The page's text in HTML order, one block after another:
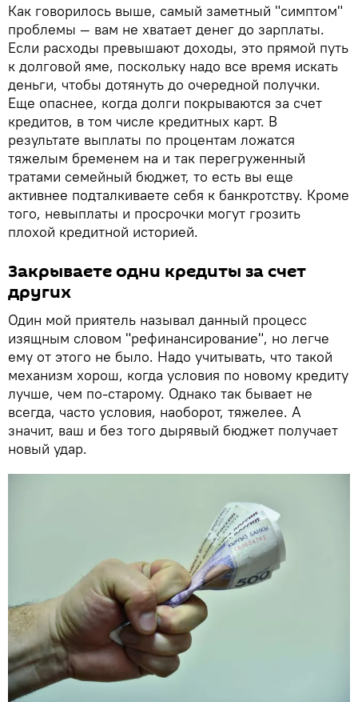
Как говорилось выше, самый заметный "симптом"
проблемы — вам не хватает денег до зарплаты.
Если расходы превышают доходы, это прямой путь
к долговой яме, поскольку надо все время искать
деньги, чтобы дотянуть до очередной получки.
Еще опаснее, когда долги покрываются за счет
кредитов, в том числе кредитных карт. В
результате выплаты по процентам ложатся
тяжелым бременем на и так перегруженный
тратами семейный бюджет, то есть вы еще
активнее подталкиваете себя к банкротству. Кроме
того, невыплаты и просрочки могут грозить
плохой кредитной историей.
Закрываете одни кредиты за счет
других
Один мой приятель называл данный процесс
изящным словом "рефинансирование", но легче
ему от этого не было. Надо учитывать, что такой
механизм хорош, когда условия по новому кредиту
лучше, чем по-старому. Однако так бывает не
всегда, часто условия, наоборот, тяжелее. А
значит, ваш и без того дырявый бюджет получает
новый удар.